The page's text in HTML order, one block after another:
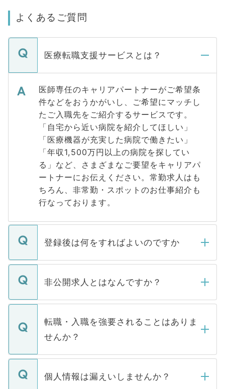
よくあるご質問
医療転職支援サービスとは？
医師専任のキャリアパートナーがご希望条
件などをおうかがいし、ご希望にマッチし
たご入職先をご紹介するサービスです。
「自宅から近い病院を紹介してほしい」
「医療機器が充実した病院で働きたい」
「年収1,500万円以上の病院を探してい
る」など、さまざまなご要望をキャリアパ
ートナーにお伝えください。常勤求人はも
ちろん、非常勤・スポットのお仕事紹介も
行なっております。
登録後は何をすればよいのですか
ご登録いただきましたら、弊社担当者がご
登録内容を確認し、その後メールもしくは
ます。通常、5営業日以内にはご連絡をせて
いただきますので、しばらくお待ちくださ
非公開求人とはなんですか？
マイナビDOCTORで取り扱っている求人の
うち約3割は、Webサイトからご覧いただ
けない「非公開求人」です。非公開求人は
下記の理由によって、一般には公開してい
ません。
■応募殺到を避けるため 人気のある医療機
転職・入職を強要されることはありま
せんか？
転職・入職を強要することは一切ありませ
ん。また、仮に応募先から内定をいただい
個人情報は漏えいしませんか？